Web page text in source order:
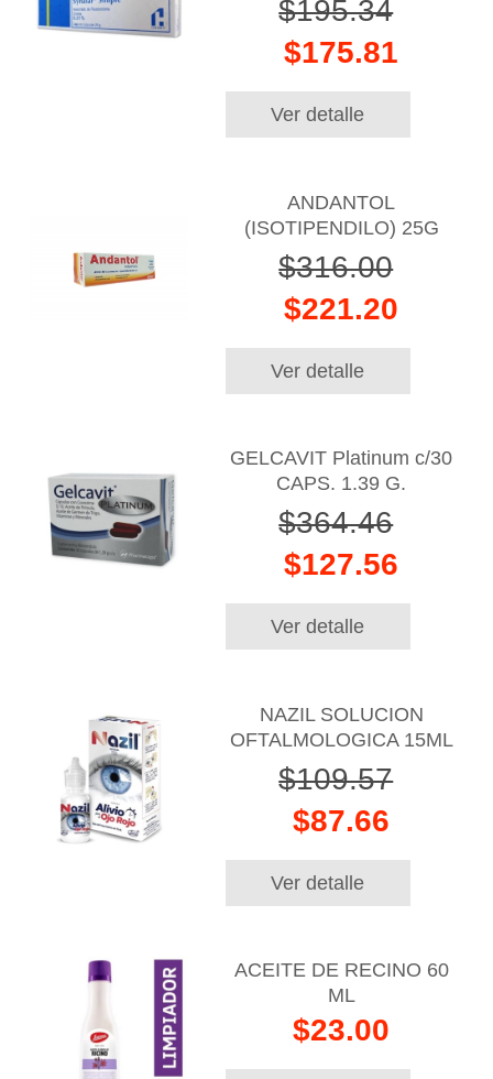
$195.34
$175.81
Ver detalle
ANDANTOL
(ISOTIPENDILO) 25G
$316.00
$221.20
Ver detalle
GELCAVIT Platinum c/30
CAPS. 1.39 G.
$364.46
$127.56
Ver detalle
NAZIL SOLUCION
OFTALMOLOGICA 15ML
$109.57
$87.66
Ver detalle
ACEITE DE RECINO 60
ML
$23.00